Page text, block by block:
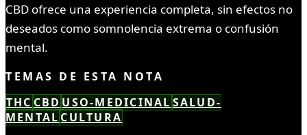
CBD ofrece una experiencia completa, sin efectos no
deseados como somnolencia extrema o confusión
mental.
TEMAS DE ESTA NOTA
THC CBD USO-MEDICINAL SALUD-
MENTAL CULTURA